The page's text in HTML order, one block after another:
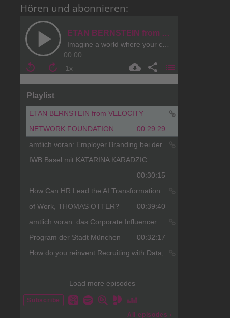
Hören und abonnieren: